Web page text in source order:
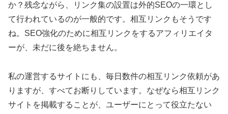
か？残念ながら、リンク集の設置は外的SEOの一環とし
て行われているのが一般的です。相互リンクもそうです
ね。SEO強化のために相互リンクをするアフィリエイタ
ーが、未だに後を絶ちません。
私の運営するサイトにも、毎日数件の相互リンク依頼があ
りますが、すべてお断りしています。なぜなら相互リンク
サイトを掲載することが、ユーザーにとって役立たない